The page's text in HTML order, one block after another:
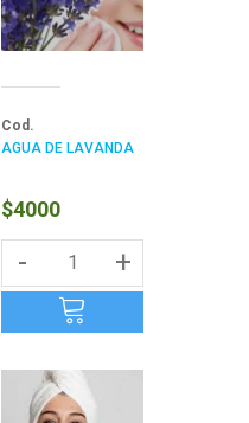
Cod.
AGUA DE LAVANDA
$4000
- +